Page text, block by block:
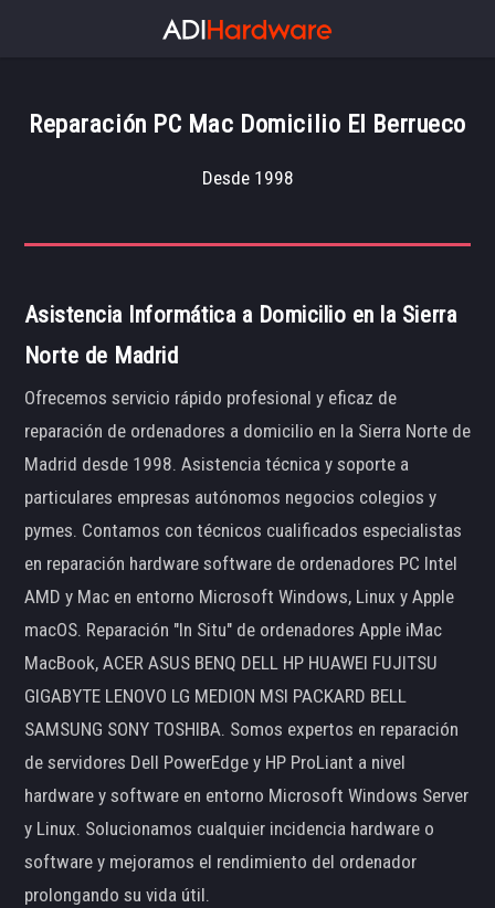
Reparación PC Mac Domicilio El Berrueco
Desde 1998
Asistencia Informática a Domicilio en la Sierra
Norte de Madrid
Ofrecemos servicio rápido profesional y eficaz de
reparación de ordenadores a domicilio en la Sierra Norte de
Madrid desde 1998. Asistencia técnica y soporte a
particulares empresas autónomos negocios colegios y
pymes. Contamos con técnicos cualificados especialistas
en reparación hardware software de ordenadores PC Intel
AMD y Mac en entorno Microsoft Windows, Linux y Apple
macOS. Reparación "In Situ" de ordenadores Apple iMac
MacBook, ACER ASUS BENQ DELL HP HUAWEI FUJITSU
GIGABYTE LENOVO LG MEDION MSI PACKARD BELL
SAMSUNG SONY TOSHIBA. Somos expertos en reparación
de servidores Dell PowerEdge y HP ProLiant a nivel
hardware y software en entorno Microsoft Windows Server
y Linux. Solucionamos cualquier incidencia hardware o
software y mejoramos el rendimiento del ordenador
prolongando su vida útil.